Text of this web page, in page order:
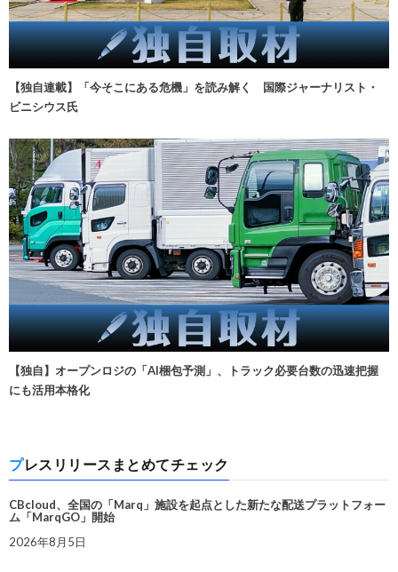
【独自連載】「今そこにある危機」を読み解く 国際ジャーナリスト・
ビニシウス氏
【独自】オープンロジの「AI梱包予測」、トラック必要台数の迅速把握
にも活用本格化
プレスリリースまとめてチェック
CBcloud、全国の「Marq」施設を起点とした新たな配送プラットフォー
ム「MarqGO」開始
2026年8月5日